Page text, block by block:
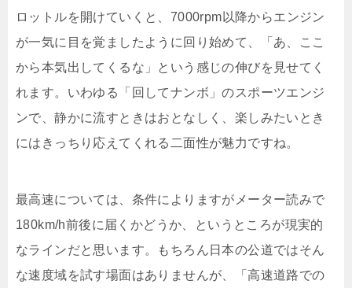
ロットルを開けていくと、7000rpm以降からエンジン
が一気に目を覚ましたように回り始めて、「あ、ここ
から本気出してくるな」という感じの伸びを見せてく
れます。いわゆる「回してナンボ」のスポーツエンジ
ンで、静かに流すときはおとなしく、楽しみたいとき
にはきっちり応えてくれる二面性が魅力ですね。
最高速については、条件によりますがメーター読みで
180km/h前後に届くかどうか、というところが現実的
なラインだと思います。もちろん日本の公道ではそん
な速度域を試す場面はありませんが、「高速道路での